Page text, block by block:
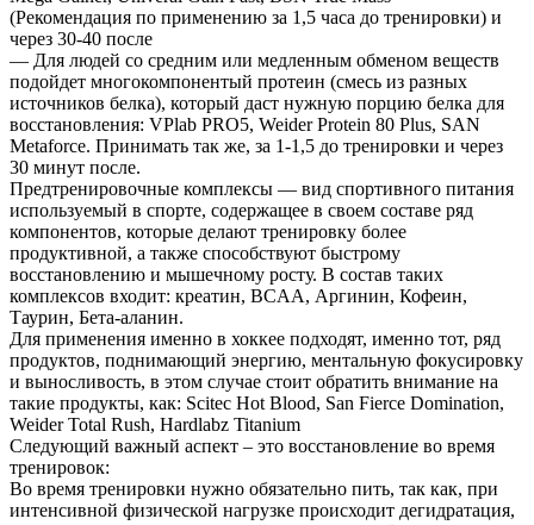
(Рекомендация по применению за 1,5 часа до тренировки) и
через 30-40 после
— Для людей со средним или медленным обменом веществ
подойдет многокомпонентый протеин (смесь из разных
источников белка), который даст нужную порцию белка для
восстановления: VPlab PRO5, Weider Protein 80 Plus, SAN
Metaforce. Принимать так же, за 1-1,5 до тренировки и через
30 минут после.
Предтренировочные комплексы — вид спортивного питания
используемый в спорте, содержащее в своем составе ряд
компонентов, которые делают тренировку более
продуктивной, а также способствуют быстрому
восстановлению и мышечному росту. В состав таких
комплексов входит: креатин, BCAA, Аргинин, Кофеин,
Таурин, Бета-аланин.
Для применения именно в хоккее подходят, именно тот, ряд
продуктов, поднимающий энергию, ментальную фокусировку
и выносливость, в этом случае стоит обратить внимание на
такие продукты, как: Scitec Hot Blood, San Fierce Domination,
Weider Total Rush, Hardlabz Titanium
Следующий важный аспект – это восстановление во время
тренировок:
Во время тренировки нужно обязательно пить, так как, при
интенсивной физической нагрузке происходит дегидратация,